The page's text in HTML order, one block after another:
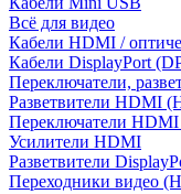
Всё для видео
Кабели HDMI /
Кабели DisplayPort
Переключатели,
Разветвители HDMI
Переключатели
Усилители HDMI
Разветвители
Переходники видео